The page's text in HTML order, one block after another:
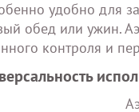
удобно для
обед или ужин.
контроля и